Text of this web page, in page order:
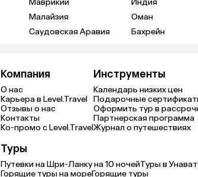
Маврикий Индия
Малайзия Оман
Саудовская Аравия Бахрейн
Компания
О нас
Карьера в Level.Travel
Отзывы о нас
Контакты
Ко-промо с Level.Travel
Инструменты
Календарь низких цен
Подарочные
Оформить тур в
Партнерская программа
Журнал о путешествиях
Туры
Путевки на Шри-Ланку на 10 ночейТуры в
Горящие туры на мореГорящие туры